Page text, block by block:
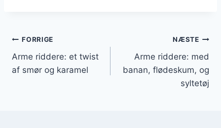
Indlægsnavigation
FORRIGE
Arme riddere: et twist
af smør og karamel
NÆSTE
Arme riddere: med
banan, flødeskum, og
syltetøj